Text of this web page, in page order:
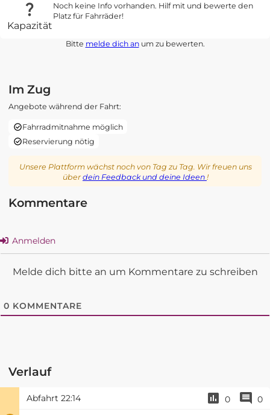
Kapazität
Noch keine Info vorhanden. Hilf mit und bewerte den
Platz für Fahrräder!
Bitte melde dich anum zu bewerten.
Im Zug
Angebote während der Fahrt:
Fahrradmitnahme möglich
Reservierung nötig
Unsere Plattform wächst noch von Tag zu Tag. Wir freuen uns
überdein Feedback und deine Ideen !
Kommentare
Anmelden
Melde dich bitte an um Kommentare zu schreiben
0 KOMMENTARE
Verlauf
Abfahrt 22:14 0 0